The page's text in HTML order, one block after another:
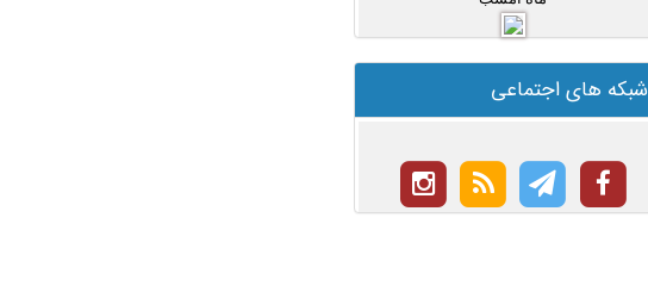
شبکه های اجتماعی